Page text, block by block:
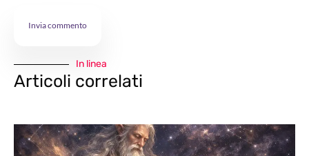
In linea
Articoli correlati